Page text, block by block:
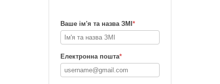
Ваше ім'я та назва ЗМІ *
Електронна пошта*